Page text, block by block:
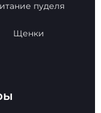
пуделя
Щенки